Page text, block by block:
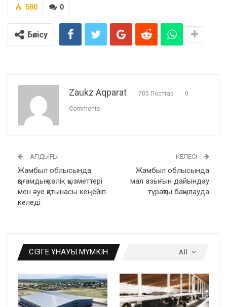
0
580
Бөлісу
Zaukz Aqparat 705 Посттар 0
Comments
АЛДЫҢҒЫ
Жамбыл облысында
қоғамдық көлік қызметтері
мен әуе қатынасы кеңейіп
келеді
КЕЛЕСІ
Жамбыл облысында
мал азығын дайындау
тұрақты бақылауда
All
СІЗГЕ ҰНАУЫ МҮМКІН